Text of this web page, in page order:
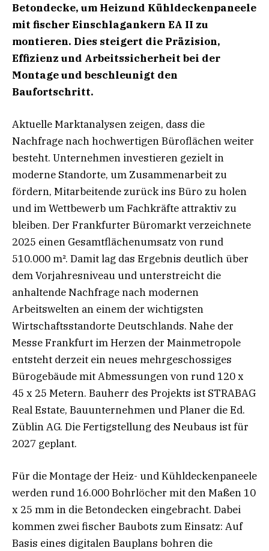
Betondecke, um Heizund Kühldeckenpaneele
mit fischer Einschlagankern EA II zu
montieren. Dies steigert die Präzision,
Effizienz und Arbeitssicherheit bei der
Montage und beschleunigt den
Baufortschritt.
Aktuelle Marktanalysen zeigen, dass die
Nachfrage nach hochwertigen Büroflächen weiter
besteht. Unternehmen investieren gezielt in
moderne Standorte, um Zusammenarbeit zu
fördern, Mitarbeitende zurück ins Büro zu holen
und im Wettbewerb um Fachkräfte attraktiv zu
bleiben. Der Frankfurter Büromarkt verzeichnete
2025 einen Gesamtflächenumsatz von rund
510.000 m². Damit lag das Ergebnis deutlich über
dem Vorjahresniveau und unterstreicht die
anhaltende Nachfrage nach modernen
Arbeitswelten an einem der wichtigsten
Wirtschaftsstandorte Deutschlands. Nahe der
Messe Frankfurt im Herzen der Mainmetropole
entsteht derzeit ein neues mehrgeschossiges
Bürogebäude mit Abmessungen von rund 120 x
45 x 25 Metern. Bauherr des Projekts ist STRABAG
Real Estate, Bauunternehmen und Planer die Ed.
Züblin AG. Die Fertigstellung des Neubaus ist für
2027 geplant.
Für die Montage der Heiz- und Kühldeckenpaneele
werden rund 16.000 Bohrlöcher mit den Maßen 10
x 25 mm in die Betondecken eingebracht. Dabei
kommen zwei fischer Baubots zum Einsatz: Auf
Basis eines digitalen Bauplans bohren die